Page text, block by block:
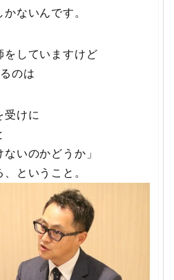
ないんです。
をしていますけど
のは
受けに
ないのかどうか」
ということ。